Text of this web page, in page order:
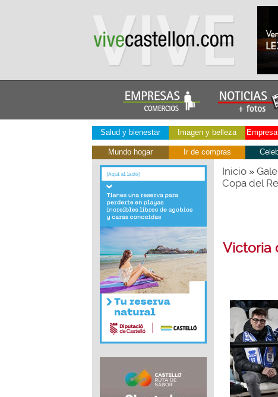
Salud y bienestar Imagen y belleza
Mundo hogar Ir de compras
Inicio»
Copa del
Victoria